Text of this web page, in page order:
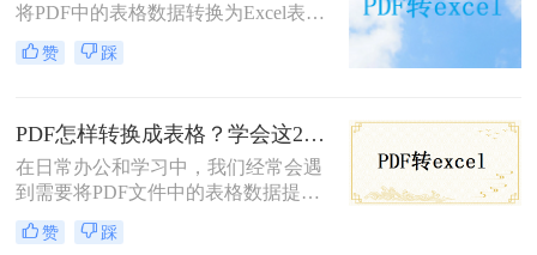
将PDF中的表格数据转换为Excel表格
的情况。PDF虽然便于阅读，但编辑
和数据处理方面却相对困难。相比之
excel表格呢？下面，我们将介绍三种
常用的PDF转Excel的方法，帮助您轻
松应对这一挑战。
赞 踩
PDF怎样转换成表格？学会这2个方法，1分钟就能实现转换
在日常办公和学习中，我们经常会遇
到需要将PDF文件中的表格数据提取
出来并转换为可编辑的表格格式的情
况。那么PDF怎样转换成表格呢？下
赞 踩